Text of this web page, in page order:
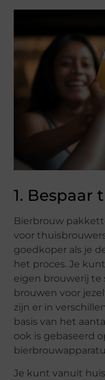
1. Bespaar
Bierbrouw
voor
goedkoper als je
het proces. Je
eigen brouwerij te
brouwen voor
zijn er in
basis van het
ook is gebaseerd
Je kunt vanuit